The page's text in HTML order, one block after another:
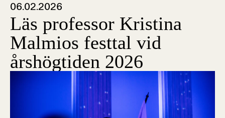
06.02.2026
Läs professor Kristina
Malmios festtal vid
årshögtiden 2026